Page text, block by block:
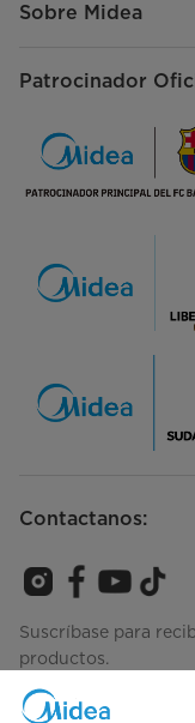
Sobre Midea
Patrocinador
Contactanos:
Suscríbase para
productos.